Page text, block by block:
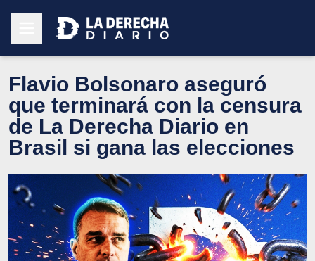
Flavio Bolsonaro aseguró
que terminará con la censura
de La Derecha Diario en
Brasil si gana las elecciones